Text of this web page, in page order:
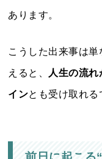
あります。
こうした出来事は
えると、 人生の流
インとも受け取れる